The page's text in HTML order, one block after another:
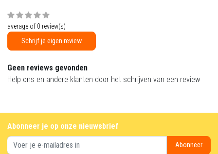
average of 0 review(s)
Schrijf je eigen review
Geen reviews gevonden
Help ons en andere klanten door het schrijven van een review
Abonneer je op onze nieuwsbrief
Abonneer